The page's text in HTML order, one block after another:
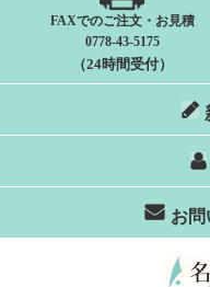
FAXでのご注文・お見積
0778-43-5175
（24時間受付）
お問